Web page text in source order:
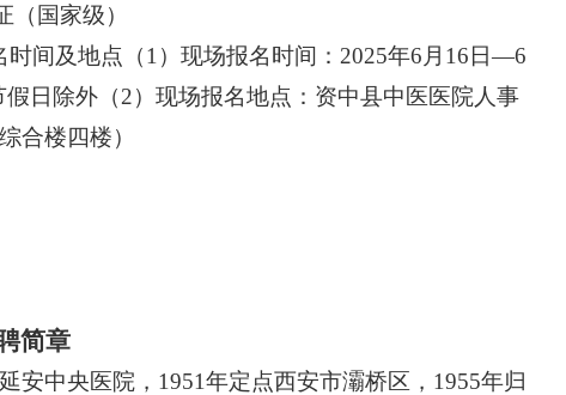
国家级）
间及地点（1）现场报名时间：2025年6月16日—6
日除外（2）现场报名地点：资中县中医医院人事
合楼四楼）
简章
安中央医院，1951年定点西安市灞桥区，1955年归